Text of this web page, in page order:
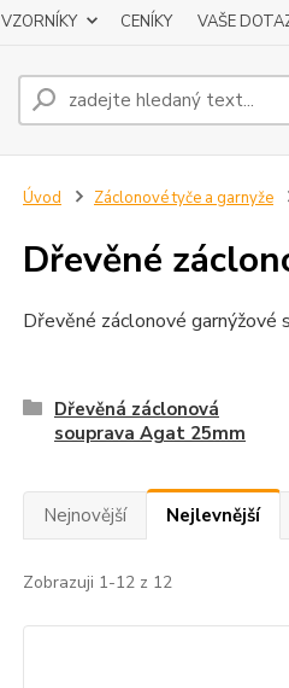
VZORNÍKY CENÍKY VAŠE
Úvod Záclonové tyče a garnyže
Dřevěné
Dřevěné záclonové garnýžové
Dřevěná záclonová
souprava Agat 25mm
Nejnovější Nejlevnější
Zobrazuji 1-12 z 12